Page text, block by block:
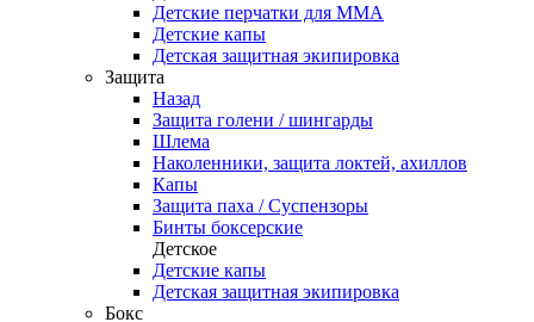
Детские перчатки для ММА
Детские капы
Детская защитная экипировка
Защита
Назад
Защита голени / шингарды
Шлема
Наколенники, защита локтей, ахиллов
Капы
Защита паха / Суспензоры
Бинты боксерские
Детское
Детские капы
Детская защитная экипировка
Бокс